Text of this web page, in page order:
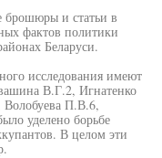
брошюры и статьи в
фактов политики
Беларуси.
исследования имеют
В.Г.2, Игнатенко
П.В.6,
уделено борьбе
В целом эти